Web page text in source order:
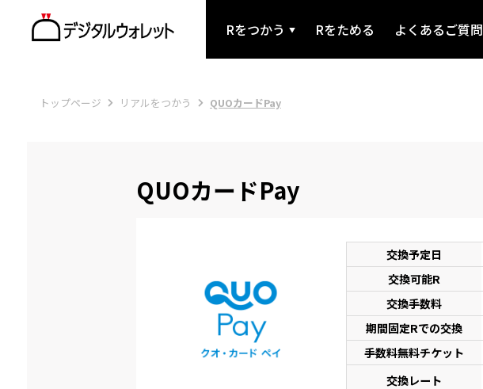
Rをつかう Rをためる よくあるご質問
トップページ リアルをつかう QUOカードPay
QUOカードPay
交換予定日
交換可能R
交換手数料
期間固定Rでの交換
手数料無料チケット
交換レート